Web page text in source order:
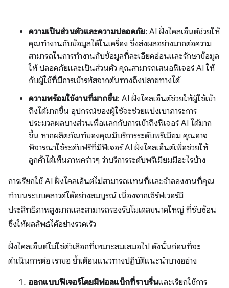
ความเป็นส่วนตัวและความปลอดภัย: AI ฝั่งไคลเอ็นต์ช่วยให้
คุณทำงานกับข้อมูลได้ในเครื่อง ซึ่งส่งผลอย่างมากต่อความ
สามารถในการทำงานกับข้อมูลที่ละเอียดอ่อนและรักษาข้อมูล
ให้ ปลอดภัยและเป็นส่วนตัว คุณสามารถเสนอฟีเจอร์ AI ให้
กับผู้ใช้ที่มีการเข้ารหัสจากต้นทางถึงปลายทางได้
ความพร้อมใช้งานที่มากขึ้น: AI ฝั่งไคลเอ็นต์ช่วยให้ผู้ใช้เข้า
ถึงได้มากขึ้น อุปกรณ์ของผู้ใช้จะช่วยแบ่งเบาภาระการ
ประมวลผลบางส่วนเพื่อแลกกับการเข้าถึงฟีเจอร์ AI ได้มาก
ขึ้น หากผลิตภัณฑ์ของคุณมีบริการระดับพรีเมียม คุณอาจ
พิจารณาใช้ระดับฟรีที่มีฟีเจอร์ AI ฝั่งไคลเอ็นต์เพื่อช่วยให้
ลูกค้าได้เห็นภาพคร่าวๆ ว่าบริการระดับพรีเมียมมีอะไรบ้าง
การเรียกใช้ AI ฝั่งไคลเอ็นต์ไม่สามารถแทนที่และจำลองงานที่คุณ
ทำบนระบบคลาวด์ได้อย่างสมบูรณ์ เนื่องจากเซิร์ฟเวอร์มี
ประสิทธิภาพสูงมากและสามารถรองรับโมเดลขนาดใหญ่ ที่ซับซ้อน
ซึ่งให้ผลลัพธ์ได้อย่างรวดเร็ว
ฝั่งไคลเอ็นต์ไม่ใช่ตัวเลือกที่เหมาะสมเสมอไป ดังนั้นก่อนที่จะ
ดำเนินการต่อ เราขอ ย้ำเตือนแนวทางปฏิบัติแนะนำบางอย่าง
ออกแบบฟีเจอร์โดยมีฟอลแบ็กที่ราบรื่นและเรียกใช้การ